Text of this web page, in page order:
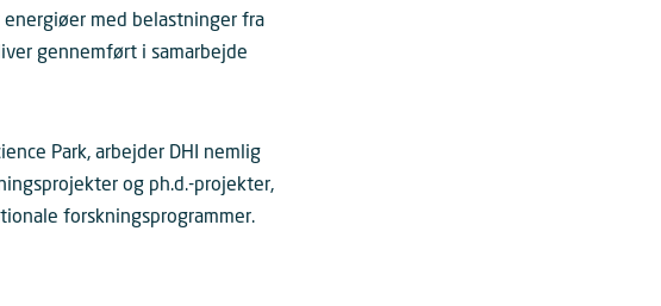
med belastninger fra
gennemført i samarbejde
Park, arbejder DHI nemlig
og ph.d.-projekter,
forskningsprogrammer.